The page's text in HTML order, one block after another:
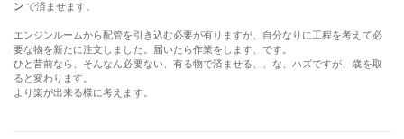
ン で済ませます。
エンジンルームから配管を引き込む必要が有りますが、自分なりに工程を考えて必
要な物を新たに注文しました。届いたら作業をします、です。
ひと昔前なら、そんなん必要ない、有る物で済ませる、、な、ハズですが、歳を取
ると変わります。
より楽が出来る様に考えます。